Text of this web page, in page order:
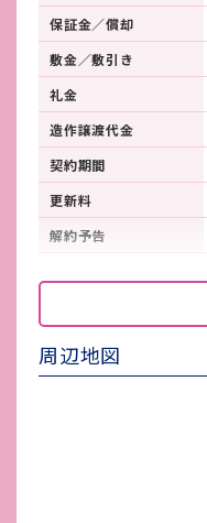
保証金／償却
敷金／敷引き
礼金
造作譲渡代金
契約期間
更新料
解約予告
看板製作費
看板使用料・
維持管理費
鍵交換費
周辺地図